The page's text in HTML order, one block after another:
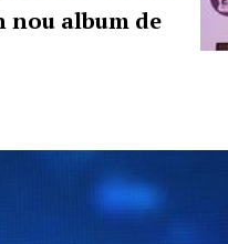
nou album de